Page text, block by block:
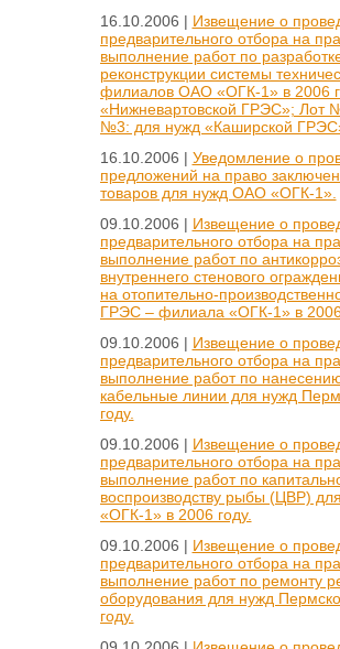
16.10.2006 | Извещение о
предварительного отбора на
выполнение работ по
реконструкции системы
филиалов ОАО «ОГК-1» в 2006
«Нижневартовской ГРЭС»; Лот
№3: для нужд «Каширской
16.10.2006 | Уведомление о
предложений на право
товаров для нужд ОАО «ОГК-1».
09.10.2006 | Извещение о
предварительного отбора на
выполнение работ по
внутреннего стенового
на отопительно-
ГРЭС – филиала «ОГК-1» в 2006
09.10.2006 | Извещение о
предварительного отбора на
выполнение работ по
кабельные линии для нужд
году.
09.10.2006 | Извещение о
предварительного отбора на
выполнение работ по
воспроизводству рыбы (ЦВР)
«ОГК-1» в 2006 году.
09.10.2006 | Извещение о
предварительного отбора на
выполнение работ по ремонту
оборудования для нужд
году.